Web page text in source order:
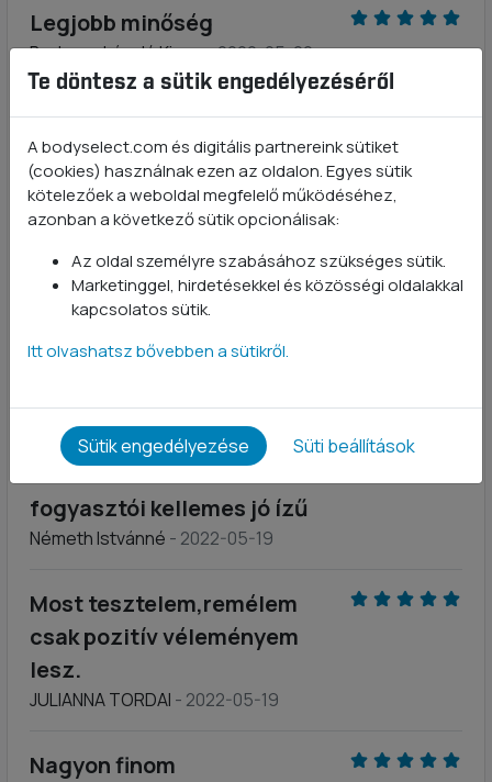
Legjobb minőség
Bodorne László Kinga- 2022-05-20
Ajánlom mindenkinek
Zsofia Kalmár-Szokoli- 2022-05-20
Legfinomabb
Ajánlom mindenkinek
Andi
- 2022-05-19
távon.
Jól oldódik a tea ízét
fogyasztói kellemes jó ízű
Németh Istvánné - 2022-05-19
Most tesztelem,remélem
csak pozitív véleményem
lesz.
JULIANNA TORDAI - 2022-05-19
Nagyon finom
Te döntesz a sütik engedélyezéséről
A bodyselect.com és digitális partnereink sütiket
(cookies) használnak ezen az oldalon. Egyes sütik
kötelezőek a weboldal megfelelő működéséhez,
azonban a következő sütik opcionálisak:
Az oldal személyre szabásához szükséges sütik.
Marketinggel, hirdetésekkel és közösségi oldalakkal
kapcsolatos sütik.
Itt olvashatsz bővebben a sütikről.
Sütik engedélyezése Süti beállítások